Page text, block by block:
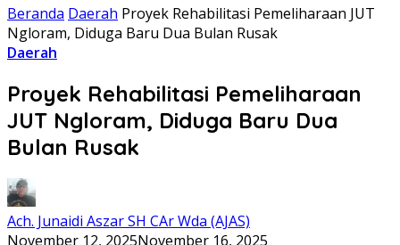
Beranda Daerah Proyek Rehabilitasi Pemeliharaan JUT
Ngloram, Diduga Baru Dua Bulan Rusak
Daerah
Proyek Rehabilitasi Pemeliharaan
JUT Ngloram, Diduga Baru Dua
Bulan Rusak
Ach. Junaidi Aszar SH CAr Wda (AJAS)
November 12, 2025November 16, 2025